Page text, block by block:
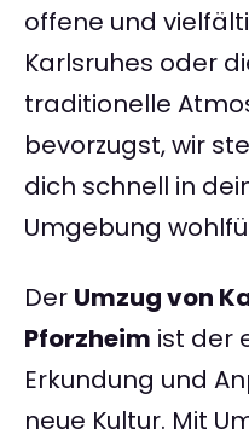
offene und
Karlsruhes oder
traditionelle
bevorzugst, wir
dich schnell in
Umgebung
Der Umzug von
Pforzheim ist der
Erkundung und
neue Kultur. Mit